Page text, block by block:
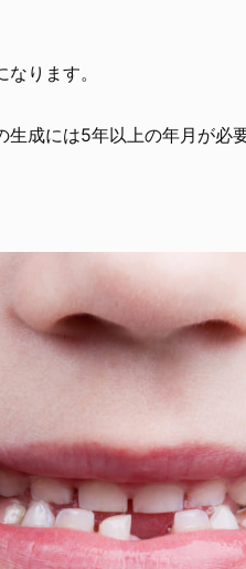
ります。
生成には5年以上の年月が必